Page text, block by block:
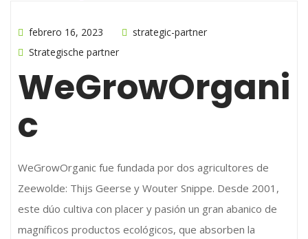
febrero 16, 2023
strategic-partner
Strategische partner
WeGrowOrgani
c
WeGrowOrganic fue fundada por dos agricultores de
Zeewolde: Thijs Geerse y Wouter Snippe. Desde 2001,
este dúo cultiva con placer y pasión un gran abanico de
magníficos productos ecológicos, que absorben la